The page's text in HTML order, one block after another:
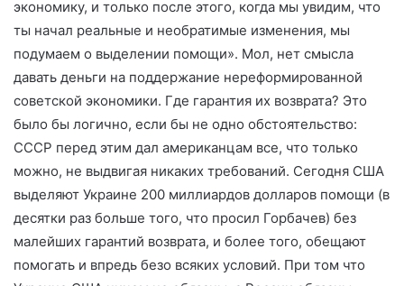
экономику, и только после этого, когда мы увидим, что
ты начал реальные и необратимые изменения, мы
подумаем о выделении помощи». Мол, нет смысла
давать деньги на поддержание нереформированной
советской экономики. Где гарантия их возврата? Это
было бы логично, если бы не одно обстоятельство:
СССР перед этим дал американцам все, что только
можно, не выдвигая никаких требований. Сегодня США
выделяют Украине 200 миллиардов долларов помощи (в
десятки раз больше того, что просил Горбачев) без
малейших гарантий возврата, и более того, обещают
помогать и впредь безо всяких условий. При том что